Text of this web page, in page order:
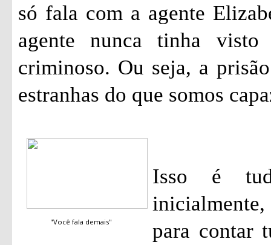
só fala com a agente
agente nunca tinha
criminoso. Ou seja, a
estranhas do que somos
"Você fala demais"
Isso é
para contar